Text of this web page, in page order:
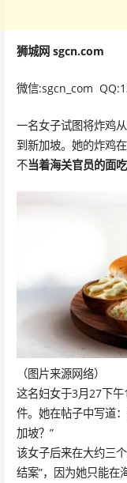
狮城网 sgcn.com
微信:sgcn_com
一名女子试图将炸鸡
到新加坡。她的炸鸡
不当着海关官员的面
（图片来源网络）
这名妇女于3月27下
件。她在帖子中写道
加坡？”
该女子后来在大约三
结案”，因为她只能在